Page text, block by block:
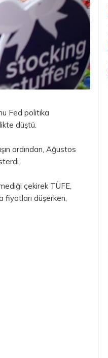
Fed politika
düştü.
ardından, Ağustos
çekirek TÜFE,
fiyatları düşerken,